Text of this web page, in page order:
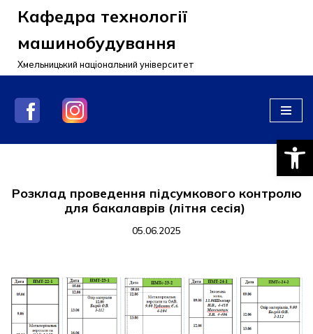
Перейти
вмісту
Кафедра технології
машинобудування
Хмельницький національний університет
Розклад проведення підсумкового контролю
для бакалаврів (літня сесія)
05.06.2025